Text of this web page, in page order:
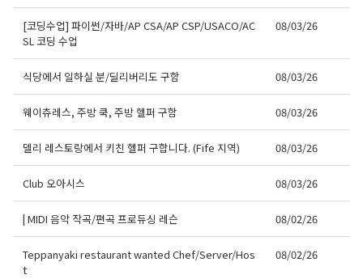
[코딩수업] 파이썬/자바/AP CSA/AP CSP/USACO/AC
SL 코딩 수업
08/03/26
식당에서 일하실 분/딜리버리도 구함 08/03/26
웨이츄레스, 주방 쿡, 주방 헬퍼 구함 08/03/26
델리 레스토랑에서 키친 헬퍼 구합니다. (Fife 지역) 08/03/26
Club 오아시스 08/03/26
| MIDI 음악 작곡/편곡 프로듀싱 레슨 08/02/26
Teppanyaki restaurant wanted Chef/Server/Hos
t
08/02/26